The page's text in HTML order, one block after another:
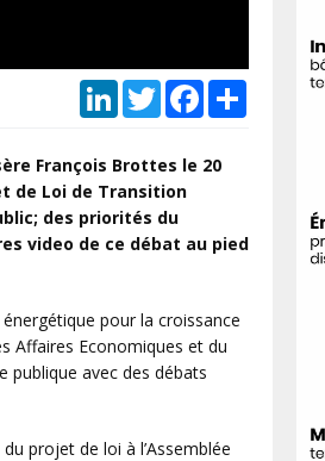
LinkedInTwitterFacebookPartager
François Brottes le 20
de Loi de Transition
des priorités du
video de ce débat au pied
pour la croissance
Affaires Economiques et du
publique avec des débats
projet de loi à l’Assemblée